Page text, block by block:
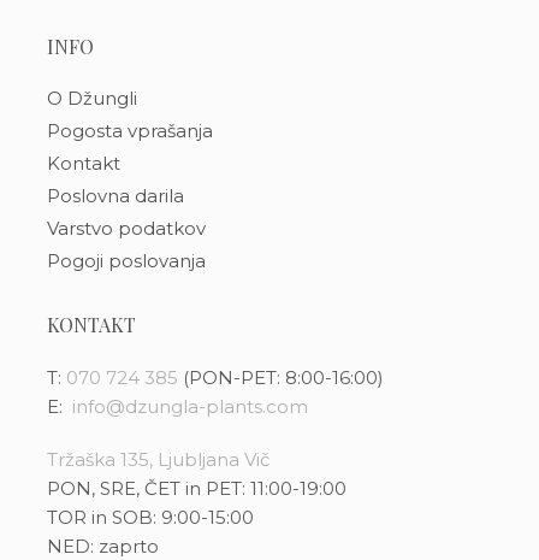
INFO
O Džungli
Pogosta vprašanja
Kontakt
Poslovna darila
Varstvo podatkov
Pogoji poslovanja
KONTAKT
T: 070 724 385 (PON-PET: 8:00-16:00)
E: info@dzungla-plants.com
Tržaška 135, Ljubljana Vič
PON, SRE, ČET in PET: 11:00-19:00
TOR in SOB: 9:00-15:00
NED: zaprto